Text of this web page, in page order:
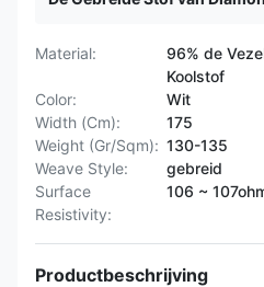
Material:
96% de
Koolstof
Color:
Wit
Width (Cm):
175
Weight (Gr/Sqm): 130-135
Weave Style:
gebreid
Surface
Resistivity:
106 ~
Productbeschrijving